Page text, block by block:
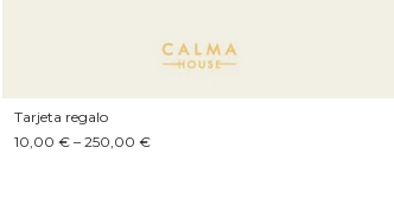
Tarjeta regalo
10,00 € – 250,00 €